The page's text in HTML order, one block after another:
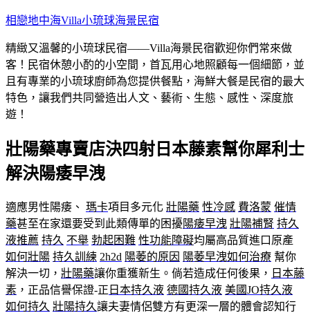
跳
主
要
內
容
相戀地中海Villa小琉球海景民宿
精緻又溫馨的小琉球民宿——Villa海景民宿歡迎你們常來做
客！民宿休憩小酌的小空間，首瓦用心地照顧每一個細節，並
且有專業的小琉球廚師為您提供餐點，海鮮大餐是民宿的最大
特色，讓我們共同營造出人文、藝術、生態、感性、深度旅
遊！
壯陽藥專賣店決四射日本藤素幫你犀利士
解決陽痿早洩
適應男性陽痿、 瑪卡項目多元化 壯陽藥 性冷感 費洛蒙 催情
藥甚至在家還要受到此類傳單的困擾陽痿早洩 壯陽補腎 持久
液推薦 持久 不舉 勃起困難 性功能障礙均屬高品質進口原產
如何壯陽 持久訓練 2h2d 陽萎的原因 陽萎早洩如何治療 幫你
解決一切， 壯陽藥讓你重獲新生。倘若造成任何後果， 日本藤
素 ，正品信譽保證-正 日本持久液 德國持久液 美國JO持久液
如何持久 壯陽持久讓夫妻情侶雙方有更深一層的體會認知行